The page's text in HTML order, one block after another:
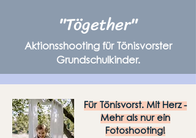
Aktionsshooting für Tönisvorster
Grundschulkinder.
"Tögether"
Für Tönisvorst. Mit Herz -
Mehr als nur ein
Fotoshooting!